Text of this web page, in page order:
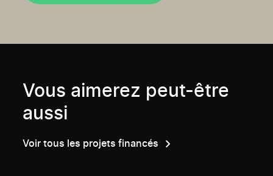
Vous aimerez peut-être
aussi
Voir tous les projets financés